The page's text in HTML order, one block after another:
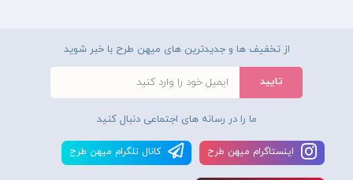
از تخفیف ها و جدیدترین های میهن طرح با خبر شوید
ما را در رسانه های اجتماعی دنبال کنید
اينستاگرام ميهن طرح کانال تلگرام ميهن طرح